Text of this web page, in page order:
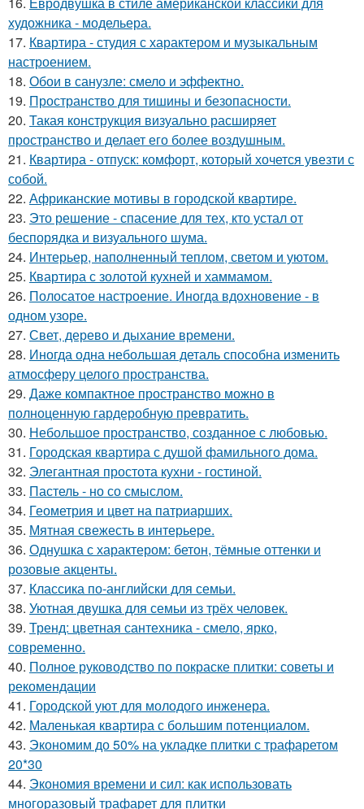
художника - модельера.
17. Квартира - студия с характером и музыкальным
настроением.
18. Обои в санузле: смело и эффектно.
19. Пространство для тишины и безопасности.
20. Такая конструкция визуально расширяет
пространство и делает его более воздушным.
21. Квартира - отпуск: комфорт, который хочется увезти с
собой.
22. Африканские мотивы в городской квартире.
23. Это решение - спасение для тех, кто устал от
беспорядка и визуального шума.
24. Интерьер, наполненный теплом, светом и уютом.
25. Квартира с золотой кухней и хаммамом.
26. Полосатое настроение. Иногда вдохновение - в
одном узоре.
27. Свет, дерево и дыхание времени.
28. Иногда одна небольшая деталь способна изменить
атмосферу целого пространства.
29. Даже компактное пространство можно в
полноценную гардеробную превратить.
30. Небольшое пространство, созданное с любовью.
31. Городская квартира с душой фамильного дома.
32. Элегантная простота кухни - гостиной.
33. Пастель - но со смыслом.
34. Геометрия и цвет на патриарших.
35. Мятная свежесть в интерьере.
36. Однушка с характером: бетон, тёмные оттенки и
розовые акценты.
37. Классика по-английски для семьи.
38. Уютная двушка для семьи из трёх человек.
39. Тренд: цветная сантехника - смело, ярко,
современно.
40. Полное руководство по покраске плитки: советы и
рекомендации
41. Городской уют для молодого инженера.
42. Маленькая квартира с большим потенциалом.
43. Экономим до 50% на укладке плитки с трафаретом
20*30
44. Экономия времени и сил: как использовать
многоразовый трафарет для плитки